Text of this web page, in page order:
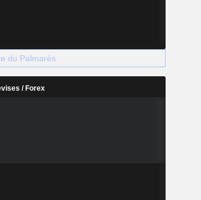
du Palmarès
/ Forex